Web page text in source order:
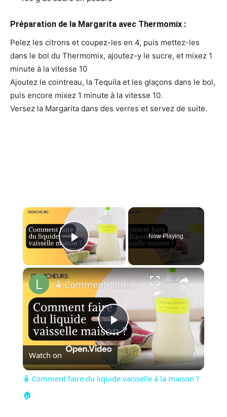
Préparation de la Margarita avec Thermomix :
Pelez les citrons et coupez-les en 4, puis mettez-les
dans le bol du Thermomix, ajoutez-y le sucre, et mixez 1
minute à la vitesse 10
Ajoutez le cointreau, la Tequila et les glaçons dans le bol,
puis encore mixez 1 minute à la vitesse 10.
Versez la Margarita dans des verres et servez de suite.
Play Video
Now Playing
×
Play
Video
🧴 Comment faire du liquide vaisselle à la maison ?🏠
Watch on
🧴 Comment faire du liquide vaisselle à la maison ?
🏠